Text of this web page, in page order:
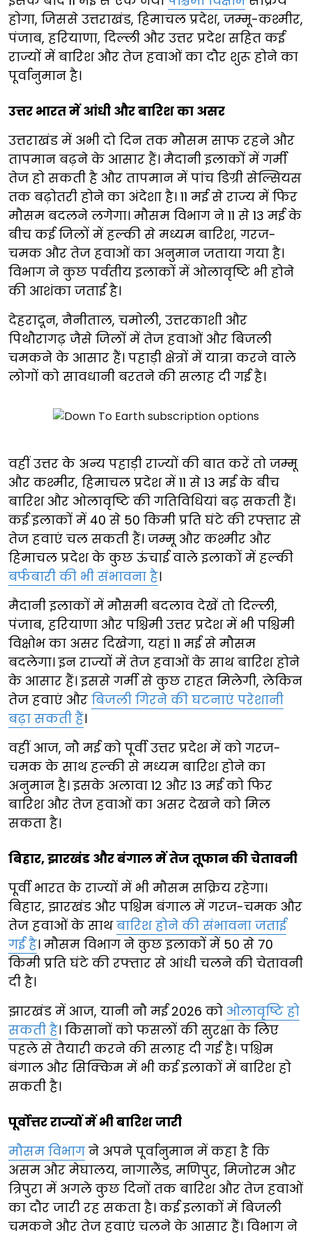
होगा, जिससे उत्तराखंड, हिमाचल प्रदेश, जम्मू-कश्मीर,
पंजाब, हरियाणा, दिल्ली और उत्तर प्रदेश सहित कई
राज्यों में बारिश और तेज हवाओं का दौर शुरू होने का
पूर्वानुमान है।
उत्तर भारत में आंधी और बारिश का असर
उत्तराखंड में अभी दो दिन तक मौसम साफ रहने और
तापमान बढ़ने के आसार हैं। मैदानी इलाकों में गर्मी
तेज हो सकती है और तापमान में पांच डिग्री सेल्सियस
तक बढ़ोतरी होने का अंदेशा है। 11 मई से राज्य में फिर
मौसम बदलने लगेगा। मौसम विभाग ने 11 से 13 मई के
बीच कई जिलों में हल्की से मध्यम बारिश, गरज-
चमक और तेज हवाओं का अनुमान जताया गया है।
विभाग ने कुछ पर्वतीय इलाकों में ओलावृष्टि भी होने
की आशंका जताई है।
देहरादून, नैनीताल, चमोली, उत्तरकाशी और
पिथौरागढ़ जैसे जिलों में तेज हवाओं और बिजली
चमकने के आसार हैं। पहाड़ी क्षेत्रों में यात्रा करने वाले
लोगों को सावधानी बरतने की सलाह दी गई है।
वहीं उत्तर के अन्य पहाड़ी राज्यों की बात करें तो जम्मू
और कश्मीर, हिमाचल प्रदेश में 11 से 13 मई के बीच
बारिश और ओलावृष्टि की गतिविधियां बढ़ सकती हैं।
कई इलाकों में 40 से 50 किमी प्रति घंटे की रफ्तार से
तेज हवाएं चल सकती हैं। जम्मू और कश्मीर और
हिमाचल प्रदेश के कुछ ऊंचाई वाले इलाकों में हल्की
बर्फबारी की भी संभावना है।
मैदानी इलाकों में मौसमी बदलाव देखें तो दिल्ली,
पंजाब, हरियाणा और पश्चिमी उत्तर प्रदेश में भी पश्चिमी
विक्षोभ का असर दिखेगा, यहां 11 मई से मौसम
बदलेगा। इन राज्यों में तेज हवाओं के साथ बारिश होने
के आसार हैं। इससे गर्मी से कुछ राहत मिलेगी, लेकिन
तेज हवाएं और बिजली गिरने की घटनाएं परेशानी
बढ़ा सकती हैं।
वहीं आज, नौ मई को पूर्वी उत्तर प्रदेश में को गरज-
चमक के साथ हल्की से मध्यम बारिश होने का
अनुमान है। इसके अलावा 12 और 13 मई को फिर
बारिश और तेज हवाओं का असर देखने को मिल
सकता है।
बिहार, झारखंड और बंगाल में तेज तूफान की चेतावनी
पूर्वी भारत के राज्यों में भी मौसम सक्रिय रहेगा।
बिहार, झारखंड और पश्चिम बंगाल में गरज-चमक और
तेज हवाओं के साथबारिश होने की संभावना जताई
गई है। मौसम विभाग ने कुछ इलाकों में 50 से 70
किमी प्रति घंटे की रफ्तार से आंधी चलने की चेतावनी
दी है।
झारखंड में आज, यानी नौ मई 2026 को ओलावृष्टि हो
सकती है। किसानों को फसलों की सुरक्षा के लिए
पहले से तैयारी करने की सलाह दी गई है। पश्चिम
बंगाल और सिक्किम में भी कई इलाकों में बारिश हो
सकती है।
पूर्वोत्तर राज्यों में भी बारिश जारी
मौसम विभाग ने अपने पूर्वानुमान में कहा है कि
असम और मेघालय, नागालैंड, मणिपुर, मिजोरम और
त्रिपुरा में अगले कुछ दिनों तक बारिश और तेज हवाओं
का दौर जारी रह सकता है। कई इलाकों में बिजली
चमकने और तेज हवाएं चलने के आसार हैं। विभाग ने